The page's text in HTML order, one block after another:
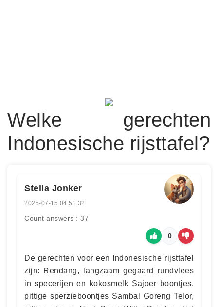
Welke gerechten
Indonesische rijsttafel?
Stella Jonker
2025-07-15 04:51:32
Count answers : 37
0
De gerechten voor een Indonesische rijsttafel
zijn: Rendang, langzaam gegaard rundvlees
in specerijen en kokosmelk Sajoer boontjes,
pittige sperzieboontjes Sambal Goreng Telor,